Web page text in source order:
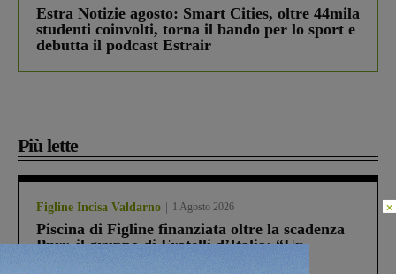
Estra Notizie agosto: Smart Cities, oltre 44mila
studenti coinvolti, torna il bando per lo sport e
debutta il podcast Estrair
Più lette
Figline Incisa Valdarno 1 Agosto 2026
Piscina di Figline finanziata oltre la scadenza
Pnrr, il gruppo di Fratelli d’Italia: “Un
×